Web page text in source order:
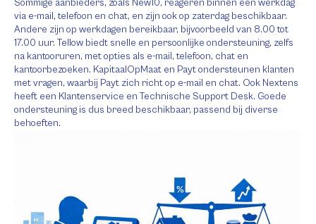
Sommige aanbieders, zoals New10, reageren binnen één werkdag
via e-mail, telefoon en chat, en zijn ook op zaterdag beschikbaar.
Andere zijn op werkdagen bereikbaar, bijvoorbeeld van 8.00 tot
17.00 uur. Tellow biedt snelle en persoonlijke ondersteuning, zelfs
na kantooruren, met opties als e-mail, telefoon, chat en
kantoorbezoeken. KapitaalOpMaat en Payt ondersteunen klanten
met vragen, waarbij Payt zich richt op e-mail en chat. Ook Nextens
heeft een Klantenservice en Technische Support Desk. Goede
ondersteuning is dus breed beschikbaar, passend bij diverse
behoeften.